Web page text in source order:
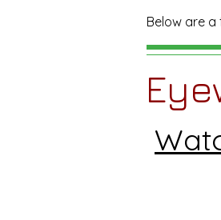
Below are a